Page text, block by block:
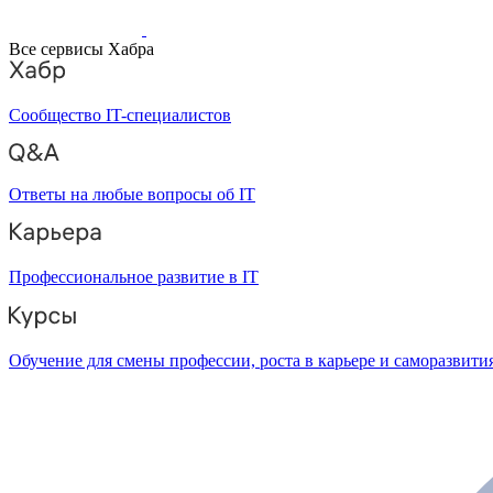
Все сервисы Хабра
Сообщество IT-специалистов
Ответы на любые вопросы об IT
Профессиональное развитие в IT
Обучение для смены профессии, роста в карьере и